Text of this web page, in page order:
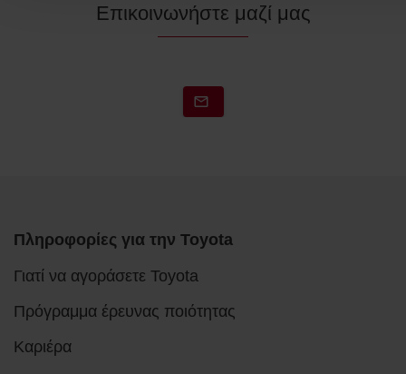
Επικοινωνήστε μαζί μας
Πληροφορίες για την Toyota
Γιατί να αγοράσετε Toyota
Πρόγραμμα έρευνας ποιότητας
Καριέρα